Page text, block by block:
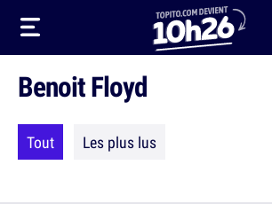
Benoit Floyd
Tout Les plus lus